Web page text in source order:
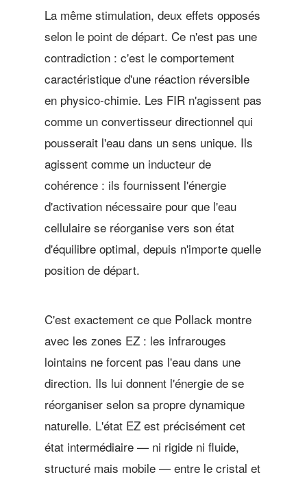
La même stimulation, deux effets opposés
selon le point de départ. Ce n'est pas une
contradiction : c'est le comportement
caractéristique d'une réaction réversible
en physico-chimie. Les FIR n'agissent pas
comme un convertisseur directionnel qui
pousserait l'eau dans un sens unique. Ils
agissent comme un inducteur de
cohérence : ils fournissent l'énergie
d'activation nécessaire pour que l'eau
cellulaire se réorganise vers son état
d'équilibre optimal, depuis n'importe quelle
position de départ.
C'est exactement ce que Pollack montre
avec les zones EZ : les infrarouges
lointains ne forcent pas l'eau dans une
direction. Ils lui donnent l'énergie de se
réorganiser selon sa propre dynamique
naturelle. L'état EZ est précisément cet
état intermédiaire — ni rigide ni fluide,
structuré mais mobile — entre le cristal et